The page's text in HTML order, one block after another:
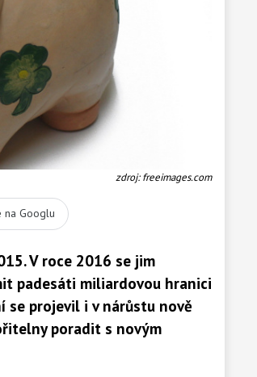
zdroj: freeimages.com
Googlu
V roce 2016 se jim
padesáti miliardovou hranici
se projevil i v nárůstu nově
poradit s novým